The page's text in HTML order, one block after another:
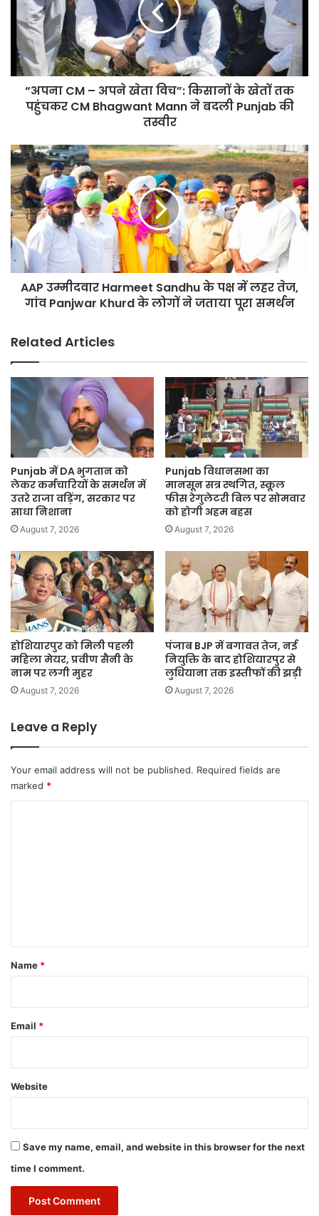
विच”:
किसानों
खेतों
पहुंचकर
Mann
ने
बदली
Punjab
की
तस्वीर
“अपना CM – अपने खेता विच”: किसानों के खेतों तक
पहुंचकर CM Bhagwant Mann ने बदली Punjab की
तस्वीर
AAP
उम्मीदवार
Harmeet
Sandhu
के
पक्ष
में
लहर
तेज,
Panjwar
लोगों
ने
जताया
पूरा
समर्थन
AAP उम्मीदवार Harmeet Sandhu के पक्ष में लहर तेज,
गांव Panjwar Khurd के लोगों ने जताया पूरा समर्थन
Related Articles
Punjab में DA भुगतान को
लेकर कर्मचारियों के समर्थन में
उतरे राजा वड़िंग, सरकार पर
साधा निशाना
August 7, 2026
Punjab विधानसभा का
मानसून सत्र स्थगित, स्कूल
फीस रेगुलेटरी बिल पर सोमवार
को होगी अहम बहस
August 7, 2026
होशियारपुर को मिली पहली
महिला मेयर, प्रवीण सैनी के
नाम पर लगी मुहर
August 7, 2026
पंजाब BJP में बगावत तेज, नई
नियुक्ति के बाद होशियारपुर से
लुधियाना तक इस्तीफों की झड़ी
August 7, 2026
Leave a Reply
Your email address will not be published. Required fields are
marked *
*
Name *
Email *
Website
Save my name, email, and website in this browser for the next
time I comment.